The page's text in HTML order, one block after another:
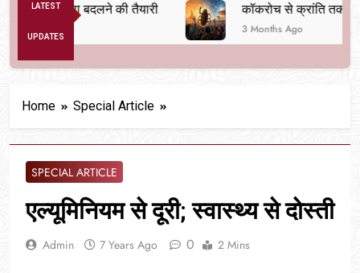
LATEST
UPDATES
व्यवस्था बदलने की तैयारी कॉकरोच से क्रांति तक
3 Months Ago
Home Special Article
SPECIAL ARTICLE
एल्यूमिनियम से दूरी; स्वास्थ्य से दोस्ती
Admin 7 Years Ago 0 2 Mins